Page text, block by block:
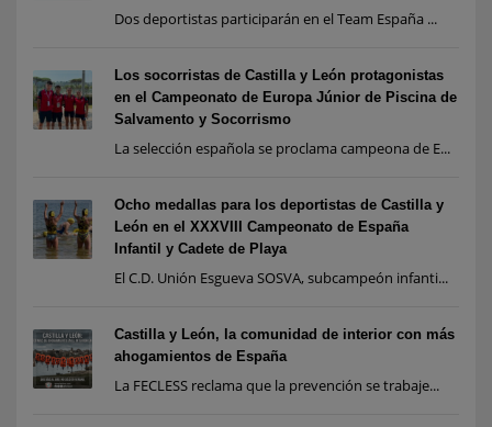
Dos deportistas participarán en el Team España ...
Los socorristas de Castilla y León protagonistas
en el Campeonato de Europa Júnior de Piscina de
Salvamento y Socorrismo
La selección española se proclama campeona de E...
Ocho medallas para los deportistas de Castilla y
León en el XXXVIII Campeonato de España
Infantil y Cadete de Playa
El C.D. Unión Esgueva SOSVA, subcampeón infanti...
Castilla y León, la comunidad de interior con más
ahogamientos de España
La FECLESS reclama que la prevención se trabaje...